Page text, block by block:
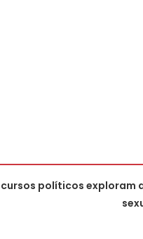
políticos exploram